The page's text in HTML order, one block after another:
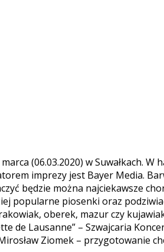
(06.03.2020) w Suwałkach.
imprezy jest Bayer Media.
będzie można najciekawsze
popularne piosenki oraz
oberek, mazur czy
de Lausanne” – Szwajcaria
Ziomek – przygotowanie